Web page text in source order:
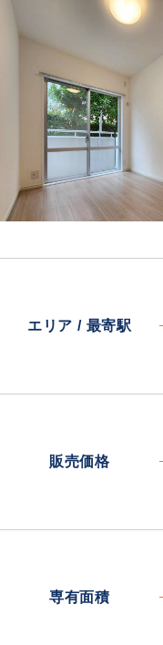
エリア / 最寄駅
販売価格
専有面積